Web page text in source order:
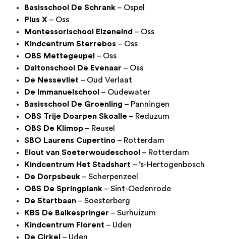
Basisschool De Schrank – Ospel
Pius X – Oss
Montessorischool Elzeneind – Oss
Kindcentrum Sterrebos – Oss
OBS Mettegeupel – Oss
Daltonschool De Evenaar – Oss
De Nessevliet – Oud Verlaat
De Immanuelschool – Oudewater
Basisschool De Groenling – Panningen
OBS Trije Doarpen Skoalle – Reduzum
OBS De Klimop – Reusel
SBO Laurens Cupertino – Rotterdam
Elout van Soeterwoudeschool – Rotterdam
Kindcentrum Het Stadshart – ’s-Hertogenbosch
De Dorpsbeuk – Scherpenzeel
OBS De Springplank – Sint-Oedenrode
De Startbaan – Soesterberg
KBS De Balkespringer – Surhuizum
Kindcentrum Florent – Uden
De Cirkel – Uden